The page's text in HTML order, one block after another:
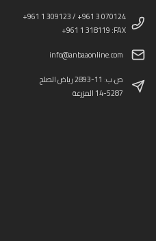
+961 1 309123 / +961 3 070124
+961 1 318119 :FAX
info@anbaaonline.com
ص.ب: 11-2893 رياض الصلح
14-5287 المزرعة